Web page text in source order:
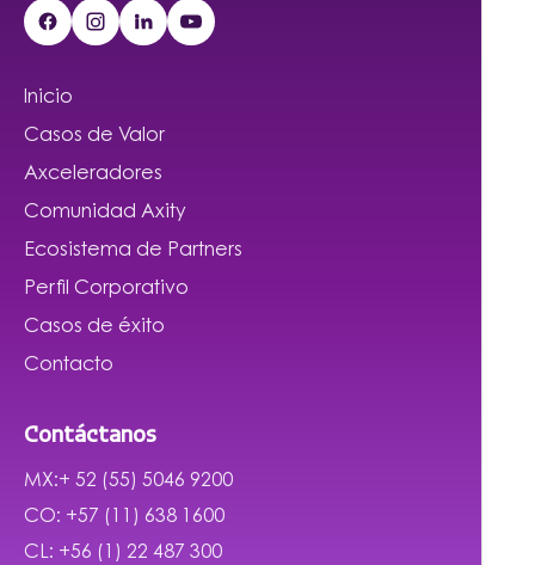
Inicio
Casos de Valor
Axceleradores
Comunidad Axity
Ecosistema de Partners
Perfil Corporativo
Casos de éxito
Contacto
Contáctanos
MX:+ 52 (55) 5046 9200
CO: +57 (11) 638 1600
CL: +56 (1) 22 487 300